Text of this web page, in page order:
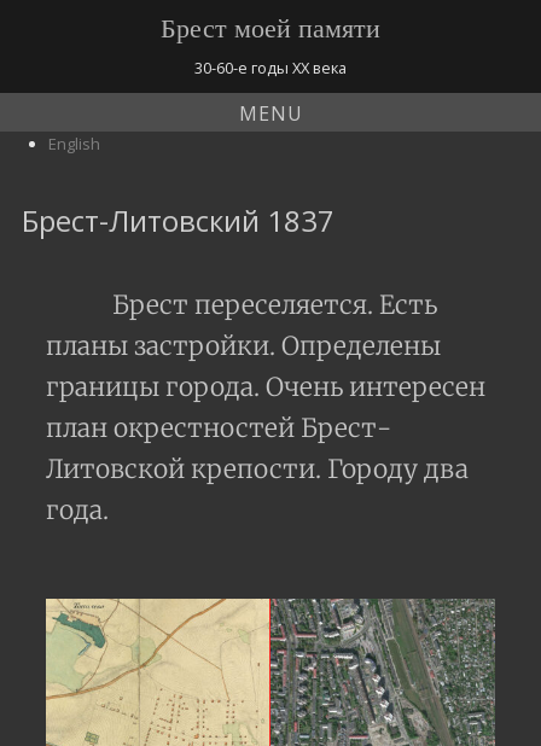
Брест моей памяти
30-60-е годы ХХ века
MENU
English
Брест-Литовский 1837
Брест переселяется. Есть
планы застройки. Определены
границы города. Очень интересен
план окрестностей Брест-
Литовской крепости. Городу два
года.